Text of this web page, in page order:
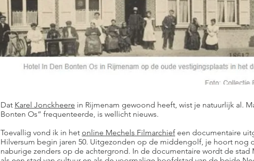
Dat Karel Jonckheere in Rijmenam gewoond heeft, wist je natuurlijk al.
Bonten Os” frequenteerde, is wellicht nieuws.
Toevallig vond ik in het online Mechels Filmarchief een documentaire
Hilversum begin jaren 50. Uitgezonden op de middengolf, je hoort nog
naburige zenders op de achtergrond. In de documentaire wordt de